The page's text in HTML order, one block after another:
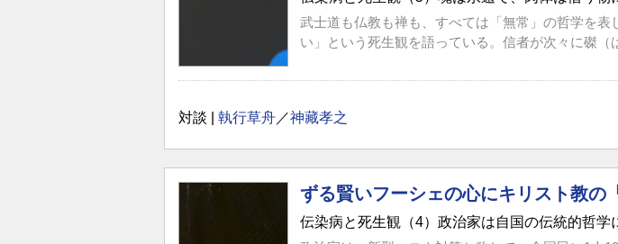
武士道も仏教も禅も、すべては「無常」の哲学を
い」という死生観を語っている。信者が次々に磔
対談 | 執行草舟／神藏孝之
ずる賢いフーシェの心にキリスト教の
伝染病と死生観（4）政治家は自国の伝統的哲学